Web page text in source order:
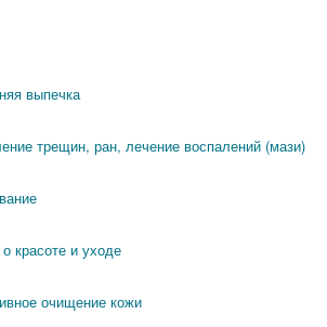
выпечка
трещин, ран, лечение воспалений (мази)
красоте и уходе
очищение кожи